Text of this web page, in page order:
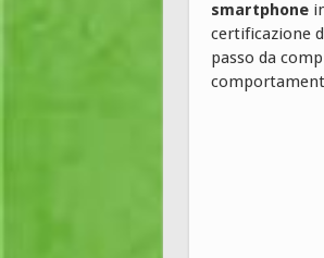
smartphone
certificazione
passo da